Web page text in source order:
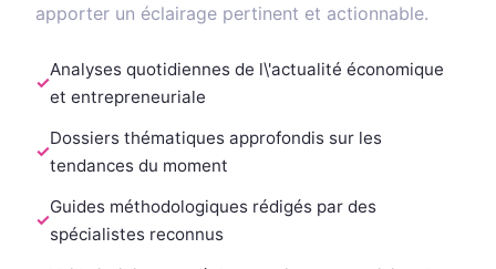
apporter un éclairage pertinent et actionnable.
Analyses quotidiennes de l\'actualité économique
et entrepreneuriale
Dossiers thématiques approfondis sur les
tendances du moment
Guides méthodologiques rédigés par des
spécialistes reconnus